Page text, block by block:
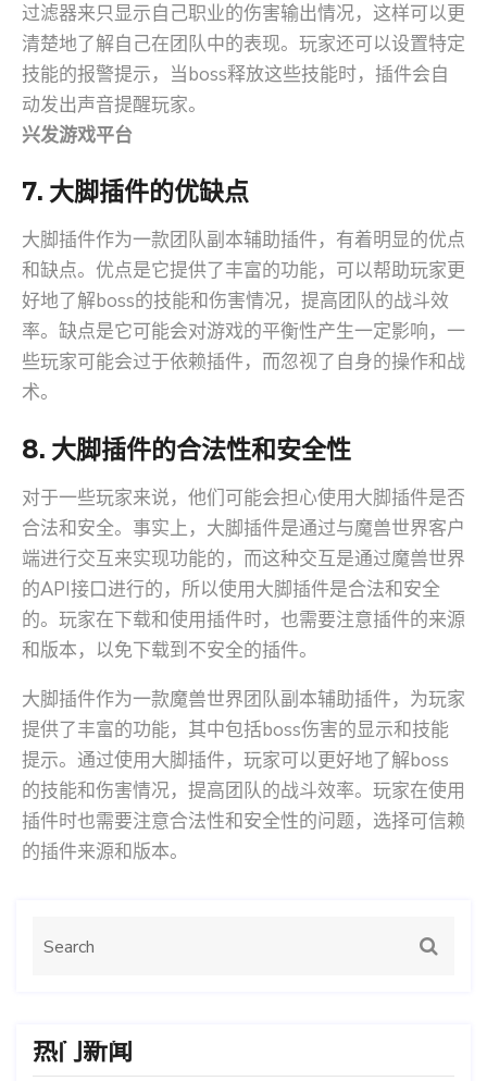
过滤器来只显示自己职业的伤害输出情况，这样可以更
清楚地了解自己在团队中的表现。玩家还可以设置特定
技能的报警提示，当boss释放这些技能时，插件会自
动发出声音提醒玩家。
兴发游戏平台
7. 大脚插件的优缺点
大脚插件作为一款团队副本辅助插件，有着明显的优点
和缺点。优点是它提供了丰富的功能，可以帮助玩家更
好地了解boss的技能和伤害情况，提高团队的战斗效
率。缺点是它可能会对游戏的平衡性产生一定影响，一
些玩家可能会过于依赖插件，而忽视了自身的操作和战
术。
8. 大脚插件的合法性和安全性
对于一些玩家来说，他们可能会担心使用大脚插件是否
合法和安全。事实上，大脚插件是通过与魔兽世界客户
端进行交互来实现功能的，而这种交互是通过魔兽世界
的API接口进行的，所以使用大脚插件是合法和安全
的。玩家在下载和使用插件时，也需要注意插件的来源
和版本，以免下载到不安全的插件。
大脚插件作为一款魔兽世界团队副本辅助插件，为玩家
提供了丰富的功能，其中包括boss伤害的显示和技能
提示。通过使用大脚插件，玩家可以更好地了解boss
的技能和伤害情况，提高团队的战斗效率。玩家在使用
插件时也需要注意合法性和安全性的问题，选择可信赖
的插件来源和版本。
热门新闻